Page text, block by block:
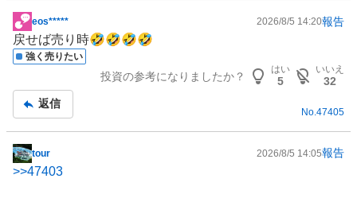
掲
示
板
eos***** 2026/8/5 14:20報告
戻せば売り時🤣🤣🤣🤣
強く売りたい
投資の参考になりましたか？
はい
5
いいえ
32
返信
No. 47405
掲
示
tour 2026/8/5 14:05報告
>>47403